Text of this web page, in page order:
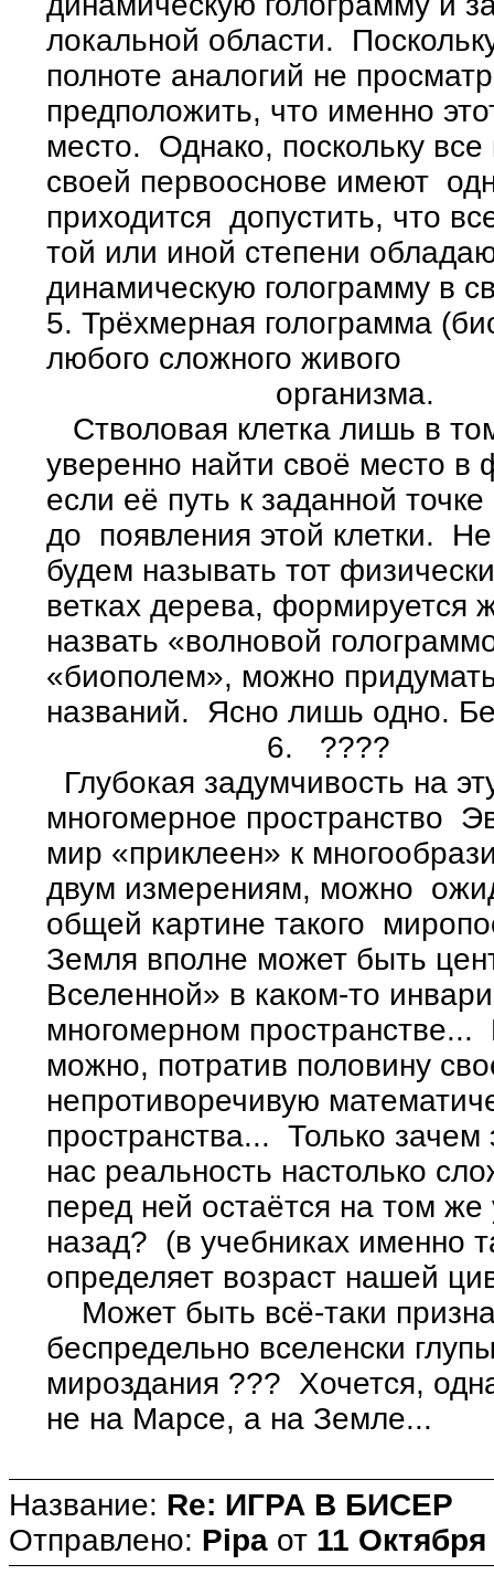
локальной области.
полноте аналогий не
предположить, что именно
место. Однако, поскольку
своей первооснове имеют
приходится допустить, что
той или иной степени
динамическую голограмму в
5. Трёхмерная голограмма
любого сложного живого
организма.
Стволовая клетка лишь в
уверенно найти своё место
если её путь к заданной
до появления этой клетки.
будем называть тот
ветках дерева,
назвать «волновой
«биополем», можно
названий. Ясно лишь одно.
6. ????
Глубокая задумчивость на
многомерное пространство
мир «приклеен» к
двум измерениям, можно
общей картине такого
Земля вполне может быть
Вселенной» в каком-то
многомерном
можно, потратив половину
непротиворечивую
пространства... Только
нас реальность настолько
перед ней остаётся на том
назад? (в учебниках именно
определяет возраст нашей
Может быть всё-таки
беспредельно вселенски
мироздания ??? Хочется,
не на Марсе, а на Земле...
Название: Re: ИГРА В БИСЕР
Отправлено: Pipa от 11